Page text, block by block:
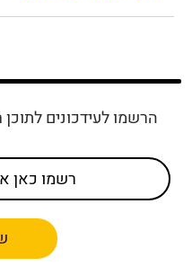
הרשמו לעידכונים